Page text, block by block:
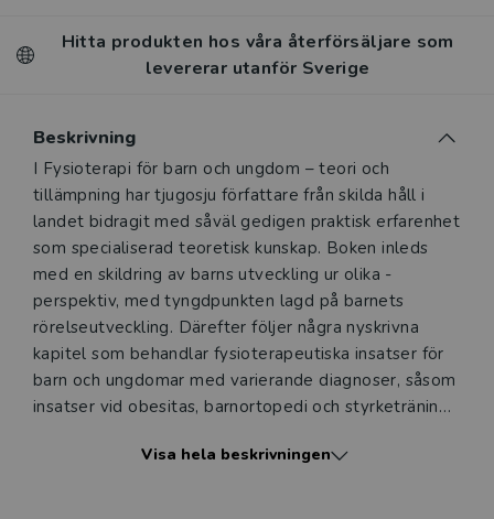
Hitta produkten hos våra återförsäljare som
levererar utanför Sverige
Beskrivning
Beskrivning
I Fysioterapi för barn och ungdom – teori och
tillämpning har tjugosju författare från skilda håll i
landet bidragit med såväl ­gedigen praktisk erfarenhet
som specialiserad teoretisk ­kunskap. Boken ­inleds
med en skildring av barns utveckling ur olika ­
perspektiv, med tyngdpunkten lagd på barnets
rörelseutveckling. Därefter följer några nyskrivna
kapitel som behandlar fysio­terapeutiska ­insatser för
barn och ungdomar med varierande diagnoser, såsom
insatser vid obesitas, barnortopedi och styrketräning
Visa hela beskrivningen